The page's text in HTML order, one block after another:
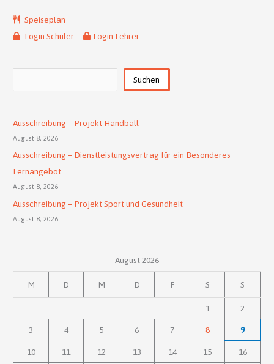
Speiseplan
Login Schüler
Login Lehrer
Suchen
Ausschreibung – Projekt Handball
August 8, 2026
Ausschreibung – Dienstleistungsvertrag für ein Besonderes
Lernangebot
August 8, 2026
Ausschreibung – Projekt Sport und Gesundheit
August 8, 2026
August 2026
M D M D F S S
1 2
3 4 5 6 7 8 9
10 11 12 13 14 15 16